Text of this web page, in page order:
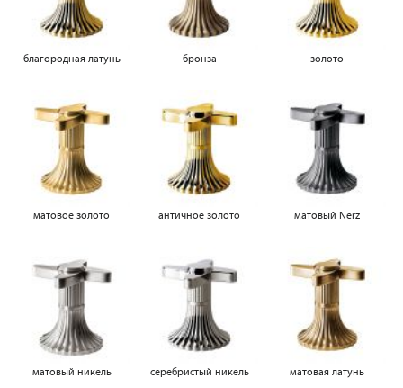
благородная латунь бронза золото
матовое золото античное золото матовый Nerz
матовый никель серебристый никель матовая латунь